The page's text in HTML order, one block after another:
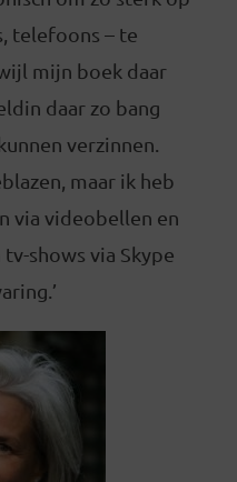
telefoons – te
mijn boek daar
daar zo bang
verzinnen.
maar ik heb
via videobellen en
shows via Skype